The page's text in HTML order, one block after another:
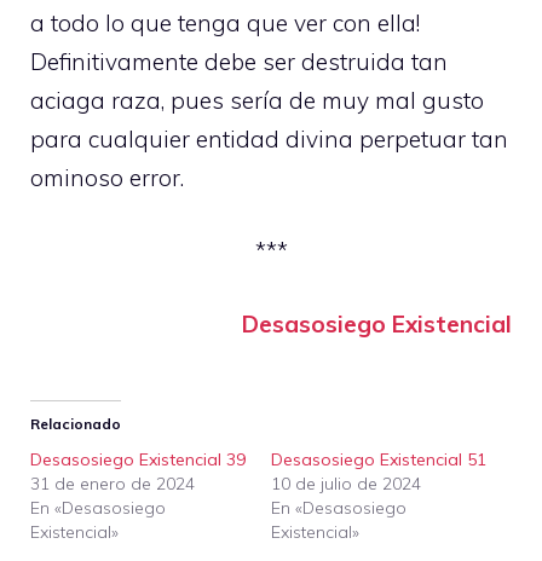
a todo lo que tenga que ver con ella!
Definitivamente debe ser destruida tan
aciaga raza, pues sería de muy mal gusto
para cualquier entidad divina perpetuar tan
ominoso error.
***
Desasosiego Existencial
Relacionado
Desasosiego Existencial 39
31 de enero de 2024
En «Desasosiego
Existencial»
Desasosiego Existencial 51
10 de julio de 2024
En «Desasosiego
Existencial»